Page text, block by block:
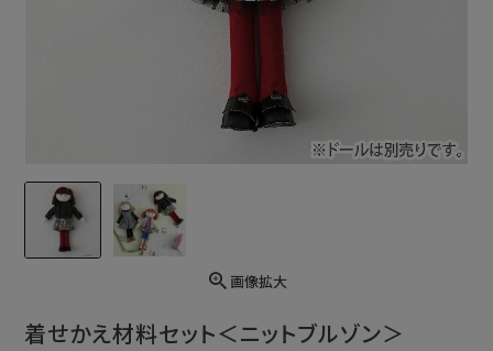
画像拡大
着せかえ材料セット＜ニットブルゾン＞